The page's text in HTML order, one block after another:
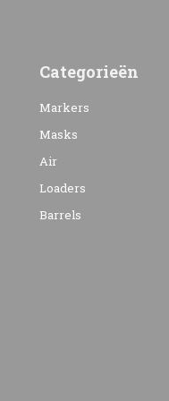
Categorieën
Markers
Masks
Air
Loaders
Barrels